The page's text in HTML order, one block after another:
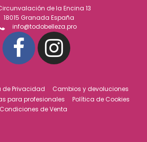
de la Encina 13
18015 Granada España
info@todobelleza.pro
de Privacidad
Cambios y devoluciones
para profesionales
Política de Cookies
Condiciones de Venta